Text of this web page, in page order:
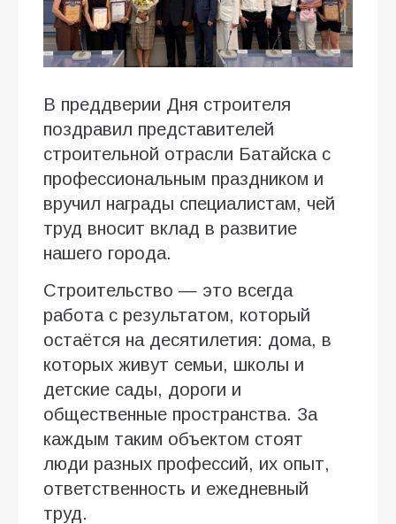
В преддверии Дня строителя
поздравил представителей
строительной отрасли Батайска с
профессиональным праздником и
вручил награды специалистам, чей
труд вносит вклад в развитие
нашего города.
Строительство — это всегда
работа с результатом, который
остаётся на десятилетия: дома, в
которых живут семьи, школы и
детские сады, дороги и
общественные пространства. За
каждым таким объектом стоят
люди разных профессий, их опыт,
ответственность и ежедневный
труд.